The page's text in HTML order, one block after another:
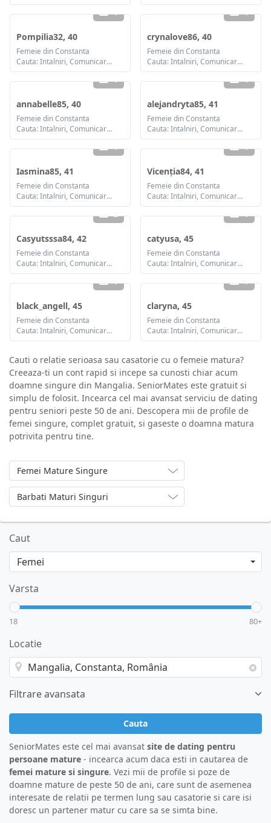
1
Pompilia32, 40
Femeie din Constanta
Cauta: Intalniri, Comunicare / chat, Prietenie, Casatorie
1
crynalove86, 40
Femeie din Constanta
Cauta: Intalniri, Comunicare / chat, Prietenie, Casatorie
1
annabelle85, 40
Femeie din Constanta
Cauta: Intalniri, Comunicare / chat, Prietenie, Casatorie
1
alejandryta85, 41
Femeie din Constanta
Cauta: Intalniri, Comunicare / chat, Prietenie, Casatorie
1
Iasmina85, 41
Femeie din Constanta
Cauta: Intalniri, Comunicare / chat, Prietenie, Casatorie
1
Vicenția84, 41
Femeie din Constanta
Cauta: Intalniri, Comunicare / chat, Prietenie, Casatorie
2
Casyutsssa84, 42
Femeie din Constanta
Cauta: Intalniri, Comunicare / chat, Prietenie, Casatorie
1
catyusa, 45
Femeie din Constanta
Cauta: Intalniri, Comunicare / chat, Casatorie
1
black_angell, 45
Femeie din Constanta
Cauta: Intalniri, Comunicare / chat, Prietenie, Casatorie
1
claryna, 45
Femeie din Constanta
Cauta: Intalniri, Comunicare / chat, Prietenie, Casatorie
Cauti o relatie serioasa sau casatorie cu o femeie matura?
Creeaza-ti un cont rapid si incepe sa cunosti chiar acum
doamne singure din Mangalia. SeniorMates este gratuit si
simplu de folosit. Incearca cel mai avansat serviciu de dating
pentru seniori peste 50 de ani. Descopera mii de profile de
femei singure, complet gratuit, si gaseste o doamna matura
potrivita pentru tine.
Femei Mature Singure
Barbati Maturi Singuri
Caut
Varsta
18 80+
Locatie
Filtrare avansata
Cauta
SeniorMates este cel mai avansat site de dating pentru
persoane mature - incearca acum daca esti in cautarea de
femei mature si singure. Vezi mii de profile si poze de
doamne mature de peste 50 de ani, care sunt de asemenea
interesate de relatii pe termen lung sau casatorie si care isi
doresc un partener matur cu care sa se simta bine.